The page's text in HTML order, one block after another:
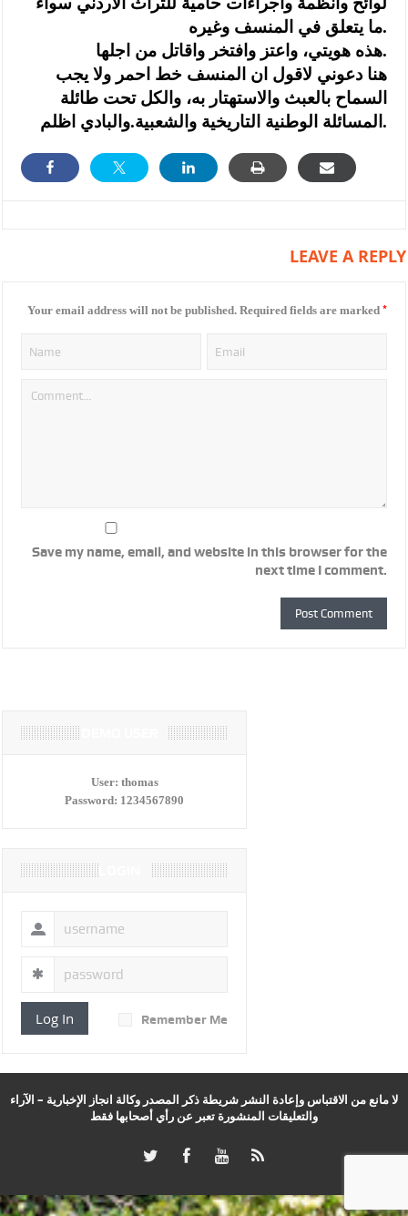
ما يتعلق في المنسف وغيره.
هذه هويتي، واعتز وافتخر واقاتل من اجلها.
هنا دعوني لاقول ان المنسف خط احمر ولا يجب
السماح بالعبث والاستهتار به، والكل تحت طائلة
المسائلة الوطنية التاريخية والشعبية.والبادي اظلم.
LEAVE A REPLY
Your email address will not be published. Required fields are marked *
Save my name, email, and website in this browser for the
next time I comment.
User: thomas
Password: 1234567890
Log In Remember Me
لا مانع من الاقتباس وإعادة النشر شريطة ذكر المصدر وكالة انجاز الإخبارية – الآراء
والتعليقات المنشورة تعبر عن رأي أصحابها فقط